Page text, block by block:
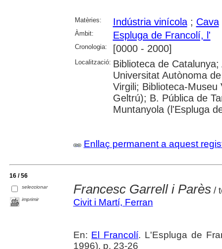
Matèries: Indústria vinícola; Cava
Àmbit: Espluga de Francolí, l'
Cronologia: [0000 - 2000]
Localització: Biblioteca de
Universitat Autònoma
Virgili; Biblioteca-
Geltrú); B. Pública de
Muntanyola (l'Espluga
Enllaç permanent a aquest
16 / 56
seleccionar
imprimir
Francesc Garrell i Parès/
Civit i Martí, Ferran
En: El Francolí. L'Espluga de
1996), p. 23-26